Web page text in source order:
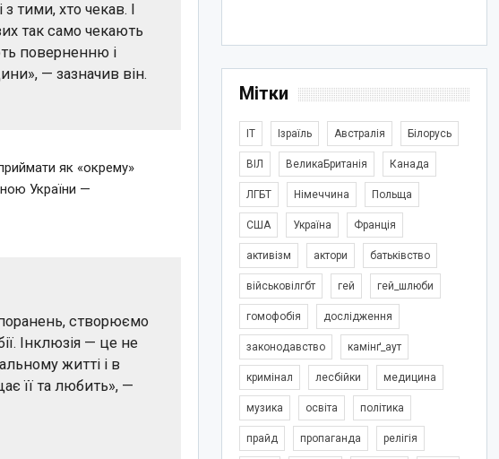
тими, хто чекав. І
так само чекають
поверненню і
— зазначив він.
як «окрему»
України —
створюємо
Інклюзія — це не
житті і в
її та любить», —
Мітки
IT Ізраїль Австралія Білорусь
ВІЛ ВеликаБританія Канада
ЛГБТ Німеччина Польща
США Україна Франція
активізм актори батьківство
військовілгбт гей гей_шлюби
гомофобія дослідження
законодавство камінґ_аут
кримінал лесбійки медицина
музика освіта політика
прайд пропаганда релігія